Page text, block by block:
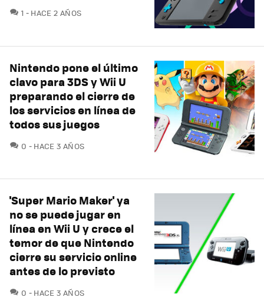
1 COMENTARIOS
HACE 2 AÑOS
Nintendo pone el último
clavo para 3DS y Wii U
preparando el cierre de
los servicios en línea de
todos sus juegos
0 COMENTARIOS
HACE 3 AÑOS
'Super Mario Maker' ya
no se puede jugar en
línea en Wii U y crece el
temor de que Nintendo
cierre su servicio online
antes de lo previsto
0 COMENTARIOS
HACE 3 AÑOS